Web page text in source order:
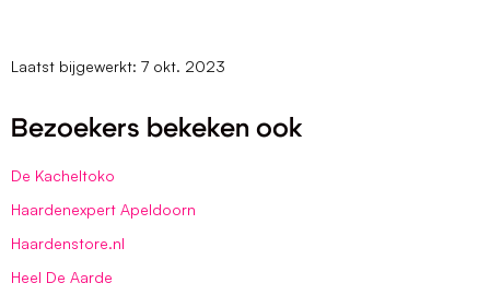
Laatst bijgewerkt: 7 okt. 2023
Bezoekers bekeken ook
De Kacheltoko
Haardenexpert Apeldoorn
Haardenstore.nl
Heel De Aarde